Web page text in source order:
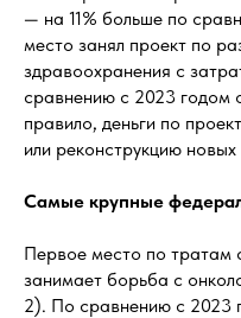
— на 11% больше по
место занял проект по
здравоохранения с
сравнению с 2023 годом
правило, деньги по
или реконструкцию новых
Самые крупные
Первое место по тратам
занимает борьба с
2). По сравнению с 2023